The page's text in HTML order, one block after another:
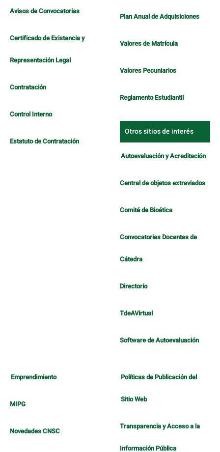
Avisos de Convocatorias
Certificado de Existencia y
Representación Legal
Contratación
Control Interno
Estatuto de Contratación
Plan Anual de Adquisiciones
Valores de Matrícula
Valores Pecuniarios
Reglamento Estudiantil
Otros sitios de interés
Autoevaluación y Acreditación
Central de objetos extraviados
Comité de Bioética
Convocatorias Docentes de
Cátedra
Directorio
TdeAVirtual
Software de Autoevaluación
Emprendimiento
MIPG
Novedades CNSC
Políticas de Publicación del
Sitio Web
Transparencia y Acceso a la
Información Pública